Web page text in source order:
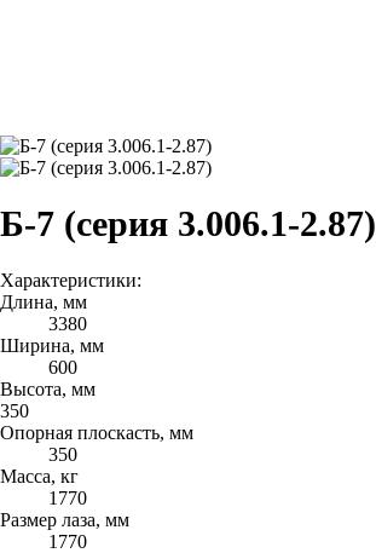
Б-7 (серия 3.006.1-2.87)
Характеристики:
Длина, мм
3380
Ширина, мм
600
Высота, мм
350
Опорная плоскасть, мм
350
Масса, кг
1770
Размер лаза, мм
1770